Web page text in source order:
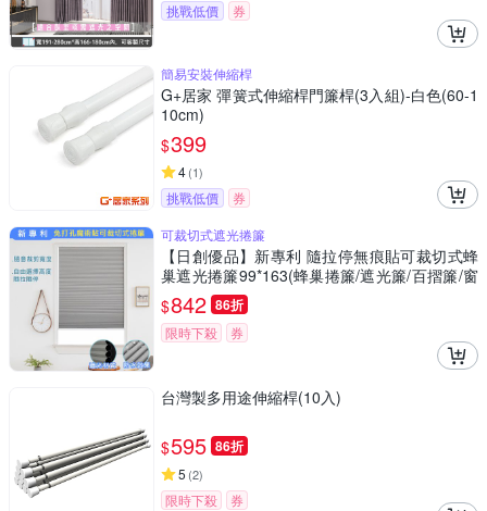
挑戰低價 券
簡易安裝伸縮桿
G+居家 彈簧式伸縮桿門簾桿(3入組)-白色(60-1
10cm)
$399
4(1)
挑戰低價
券
可裁切式遮光捲簾
【日創優品】新專利 隨拉停無痕貼可裁切式蜂
巢遮光捲簾99*163(蜂巢捲簾/遮光簾/百摺簾/窗
簾/門簾)
$842 86折
限時下殺 券
台灣製多用途伸縮桿(10入)
$595 86折
5 (2)
限時下殺 券